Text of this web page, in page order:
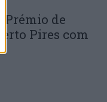
Prémio de
Pires com